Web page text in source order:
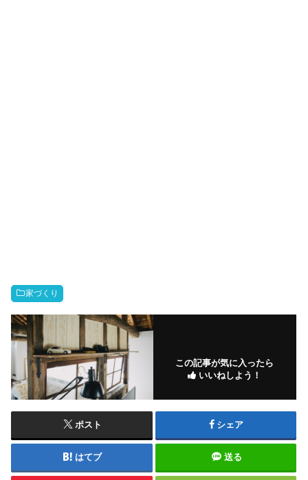
家づくり
この記事が気に入ったら
いいねしよう！
ポスト シェア
はてブ 送る